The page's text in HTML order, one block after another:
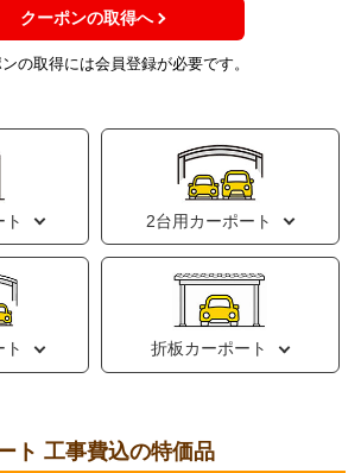
クーポンの取得へ
の取得には会員登録が必要です。
2台用カーポート
折板カーポート
ト 工事費込の特価品